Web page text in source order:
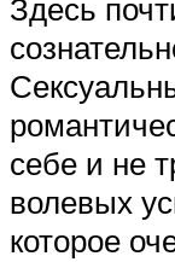
Здесь
себе и не
волевых
которое